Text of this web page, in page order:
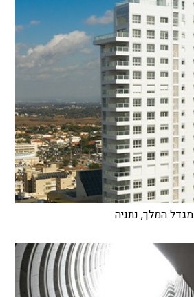
מגדל המלך, נתניה